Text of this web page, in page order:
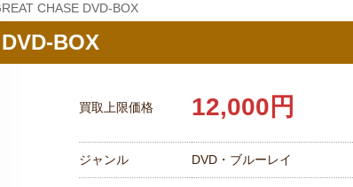
CHASE DVD-BOX
BOX
買取上限価格 12,000円
ジャンル DVD・ブルーレイ